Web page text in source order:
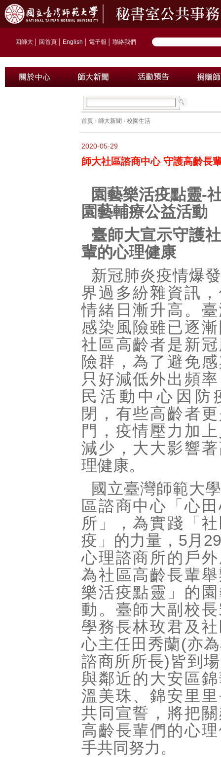
回師大 回首頁 English 電子報 聯絡我們
首頁 › 師大新聞 › 校園生活
2020-05-29
師大社區諮商中心 守護高齡長
園藝樂活疫點靈-
園藝輔療公益活動
臺師大宣示守護
輩的心理健康
新冠肺炎疫情爆
界過多紛雜資訊
情緒日漸升高。
感染風險雖已逐
社區高齡者是新
險群，為了避免
只好減低外出頻
民活動中心因防
閉，有些高齡者
門，疫情壓力加
減少，大大影響
理健康。
國立臺灣師範大
區諮商中心「心
所」，為實踐「
疫」的力量，5月
心理諮商所的戶
為社區高齡長輩
樂活疫點靈」的
動。臺師大副校
學務長林玫君及
心主任田秀蘭(亦
諮商所所長)皆到
與鄰近的大安區
溫美珠、錦安里
共同宣誓，將把
高齡長輩們的心
手共同努力。